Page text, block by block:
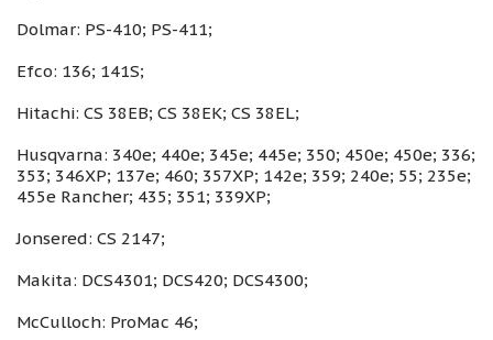
Dolmar: PS-410; PS-411;
Efco: 136; 141S;
Hitachi: CS 38EB; CS 38EK; CS 38EL;
Husqvarna: 340e; 440e; 345e; 445e; 350; 450e; 450e; 336;
353; 346XP; 137e; 460; 357XP; 142e; 359; 240e; 55; 235e;
455e Rancher; 435; 351; 339XP;
Jonsered: CS 2147;
Makita: DCS4301; DCS420; DCS4300;
McCulloch: ProMac 46;